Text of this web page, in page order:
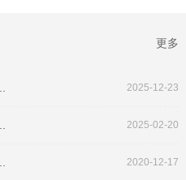
更多
2025-12-23
2025-02-20
2020-12-17